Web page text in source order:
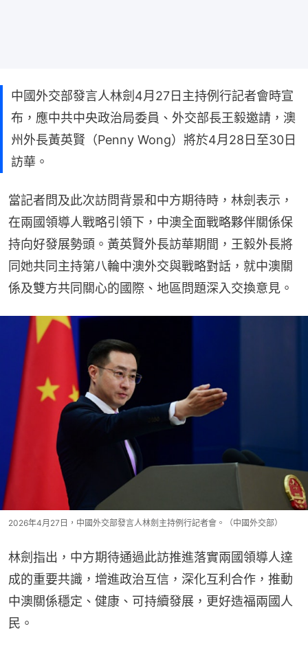
中國外交部發言人林劍4月27日主持例行記者會時宣
布，應中共中央政治局委員、外交部長王毅邀請，澳
州外長黃英賢（Penny Wong）將於4月28日至30日
訪華。
當記者問及此次訪問背景和中方期待時，林劍表示，
在兩國領導人戰略引領下，中澳全面戰略夥伴關係保
持向好發展勢頭。黃英賢外長訪華期間，王毅外長將
同她共同主持第八輪中澳外交與戰略對話，就中澳關
係及雙方共同關心的國際、地區問題深入交換意見。
2026年4月27日，中國外交部發言人林劍主持例行記者會。（中國外交部）
林劍指出，中方期待通過此訪推進落實兩國領導人達
成的重要共識，增進政治互信，深化互利合作，推動
中澳關係穩定、健康、可持續發展，更好造福兩國人
民。